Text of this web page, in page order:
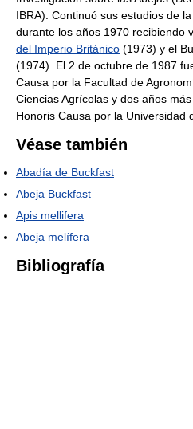
IBRA). Continuó sus estudios de
durante los años 1970 recibiendo
del Imperio Británico (1973) y el
(1974). El 2 de octubre de 1987
Causa por la Facultad de
Ciencias Agrícolas y dos años
Honoris Causa por la Universidad
Véase también
Abadía de Buckfast
Abeja Buckfast
Apis mellifera
Abeja melífera
Bibliografía